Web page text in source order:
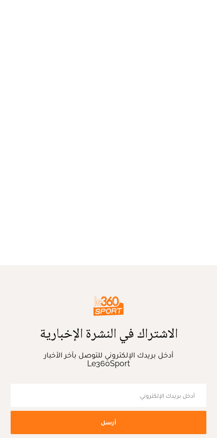
الاشتراك في النشرة الإخبارية
أدخل بريدك الإلكتروني للتوصل بآخر الأخبار
Le360Sport
أرسل